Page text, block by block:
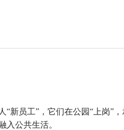
“新员工”，它们在公园“上岗”
入公共生活。